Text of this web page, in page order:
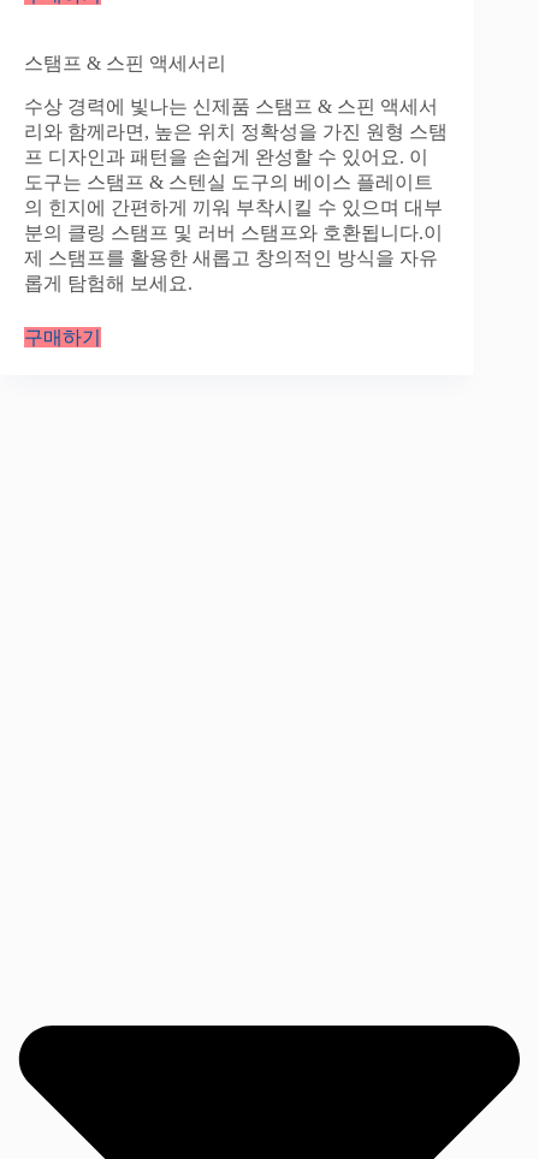
스탬프 & 스핀 액세서리
수상 경력에 빛나는 신제품 스탬프 & 스핀 액세서
리와 함께라면, 높은 위치 정확성을 가진 원형 스탬
프 디자인과 패턴을 손쉽게 완성할 수 있어요. 이
도구는 스탬프 & 스텐실 도구의 베이스 플레이트
의 힌지에 간편하게 끼워 부착시킬 수 있으며 대부
분의 클링 스탬프 및 러버 스탬프와 호환됩니다.이
제 스탬프를 활용한 새롭고 창의적인 방식을 자유
롭게 탐험해 보세요.
구매하기